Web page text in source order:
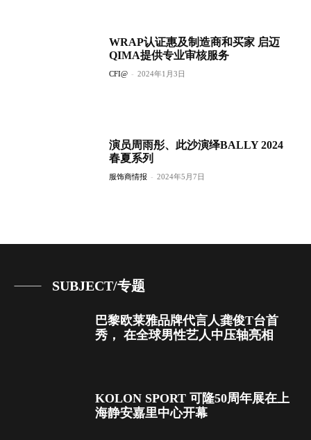
WRAP认证惠及制造商和买家 启迈
QIMA提供专业审核服务
CFI@ - 2024年1月3日
演员周雨彤、此沙演绎BALLY 2024
春夏系列
服饰商情报 - 2024年5月7日
SUBJECT/专题
巴黎欧莱雅品牌代言人龚俊T台首
秀， 在全球男性艺人中压轴亮相
KOLON SPORT 可隆50周年展在上
海静安嘉里中心开幕